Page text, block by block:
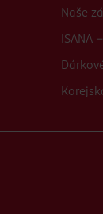
Naše
ISANA